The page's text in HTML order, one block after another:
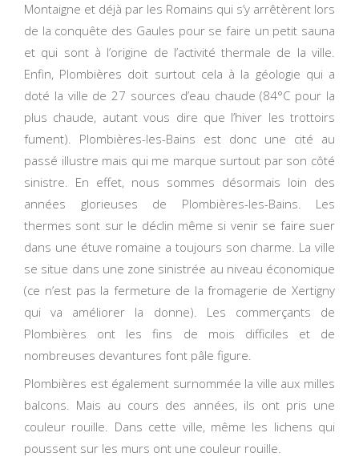
Montaigne et déjà par les Romains qui s’y arrêtèrent lors
de la conquête des Gaules pour se faire un petit sauna
et qui sont à l’origine de l’activité thermale de la ville.
Enfin, Plombières doit surtout cela à la géologie qui a
doté la ville de 27 sources d’eau chaude (84°C pour la
plus chaude, autant vous dire que l’hiver les trottoirs
fument). Plombières-les-Bains est donc une cité au
passé illustre mais qui me marque surtout par son côté
sinistre. En effet, nous sommes désormais loin des
années glorieuses de Plombières-les-Bains. Les
thermes sont sur le déclin même si venir se faire suer
dans une étuve romaine a toujours son charme. La ville
se situe dans une zone sinistrée au niveau économique
(ce n’est pas la fermeture de la fromagerie de Xertigny
qui va améliorer la donne). Les commerçants de
Plombières ont les fins de mois difficiles et de
nombreuses devantures font pâle figure.
Plombières est également surnommée la ville aux milles
balcons. Mais au cours des années, ils ont pris une
couleur rouille. Dans cette ville, même les lichens qui
poussent sur les murs ont une couleur rouille.